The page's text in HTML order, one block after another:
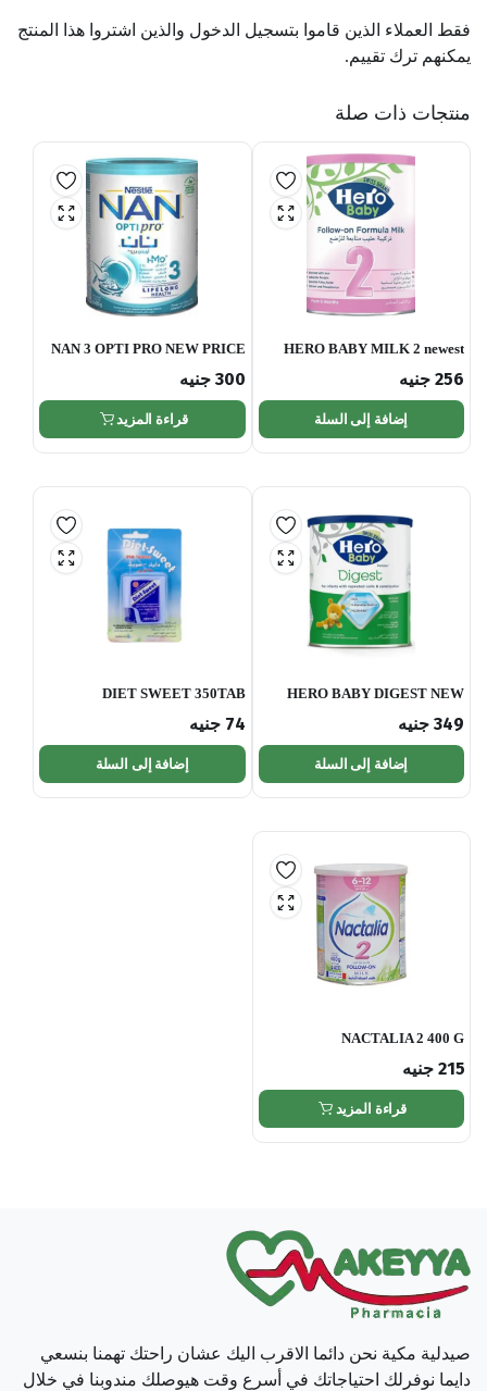
فقط العملاء الذين قاموا بتسجيل الدخول والذين اشتروا هذا المنتج
يمكنهم ترك تقييم.
منتجات ذات صلة
HERO BABY MILK 2 newest
256 جنيه
إضافة إلى السلة
NAN 3 OPTI PRO NEW PRICE
300 جنيه
قراءة المزيد
HERO BABY DIGEST NEW
349 جنيه
إضافة إلى السلة
DIET SWEET 350TAB
74 جنيه
إضافة إلى السلة
NACTALIA 2 400 G
215 جنيه
قراءة المزيد
صيدلية مكية نحن دائما الاقرب اليك عشان راحتك تهمنا بنسعي
دايما نوفرلك احتياجاتك في أسرع وقت هيوصلك مندوبنا في خلال